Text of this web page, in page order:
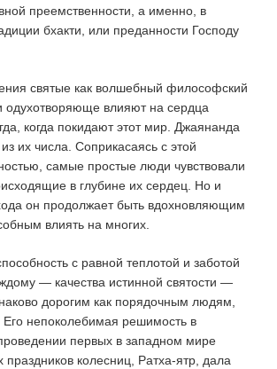
преемственности, а именно, в
бхакти, или преданности Господу
святые как волшебный философский
одухотворяюще влияют на сердца
когда покидают этот мир. Джаянанда
их числа. Соприкасаясь с этой
самые простые люди чувствовали
в глубине их сердец. Но и
он продолжает быть вдохновляющим
влиять на многих.
с равной теплотой и заботой
— качества истинной святости —
дорогим как порядочным людям,
Его непоколебимая решимость в
первых в западном мире
праздников колесниц, Ратха-ятр, дала